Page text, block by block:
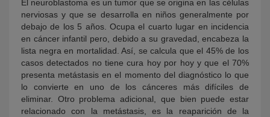
El neuroblastoma es un tumor que se origina en las células
nerviosas y que se desarrolla en niños generalmente por
debajo de los 5 años. Ocupa el cuarto lugar en incidencia
en cáncer infantil pero, debido a su gravedad, encabeza la
lista negra en mortalidad. Así, se calcula que el 45% de los
casos detectados no tiene cura hoy por hoy y que el 70%
presenta metástasis en el momento del diagnóstico lo que
lo convierte en uno de los cánceres más difíciles de
eliminar. Otro problema adicional, que bien puede estar
relacionado con la metástasis, es la reaparición de la